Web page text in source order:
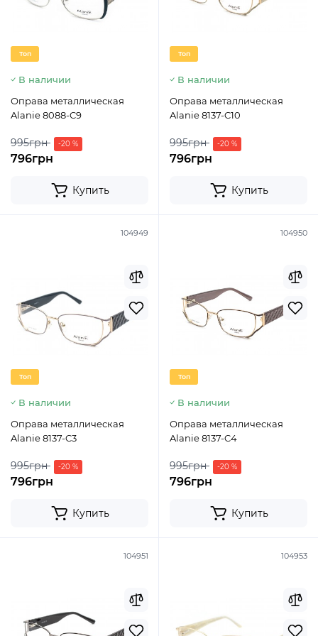
Топ
В наличии
Оправа металлическая
Alanie 8088-C9
995грн -20 %
796грн
Купить
Топ
В наличии
Оправа металлическая
Alanie 8137-C10
995грн -20 %
796грн
Купить
104949
Топ
В наличии
Оправа металлическая
Alanie 8137-C3
995грн -20 %
796грн
Купить
104950
Топ
В наличии
Оправа металлическая
Alanie 8137-C4
995грн -20 %
796грн
Купить
104951 104953